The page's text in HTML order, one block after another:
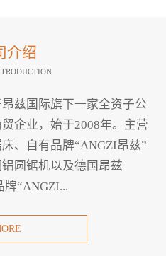
介绍
兹国际旗下一家全资子公
企业，始于2008年。主营
、自有品牌“ANGZI昂兹”
圆锯机以及德国昂兹
“ANGZI...